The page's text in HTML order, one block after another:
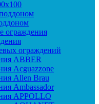
ограждения
ограждений
ABBER
Acguazzone
Allen Brau
Ambassador
APPOLLO